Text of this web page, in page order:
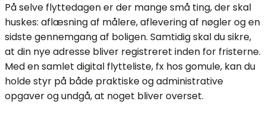
På selve flyttedagen er der mange små ting, der skal
huskes: aflæsning af målere, aflevering af nøgler og en
sidste gennemgang af boligen. Samtidig skal du sikre,
at din nye adresse bliver registreret inden for fristerne.
Med en samlet digital flytteliste, fx hos gomule, kan du
holde styr på både praktiske og administrative
opgaver og undgå, at noget bliver overset.